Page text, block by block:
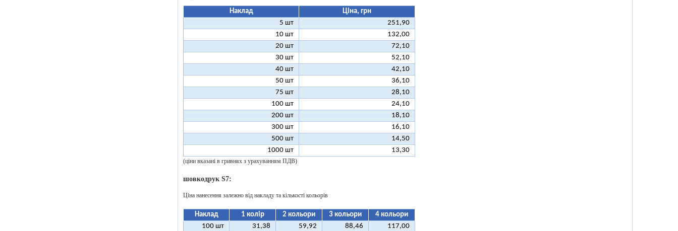
Наклад
Ціна, грн
5 шт
251,90
10 шт
132,00
20 шт
72,10
30 шт
52,10
40 шт
42,10
50 шт
36,10
75 шт
28,10
100 шт
24,10
200 шт
18,10
300 шт
16,10
500 шт
14,50
1000 шт
13,30
(ціни вказані в гривнях з урахуванням ПДВ)
шовкодрук S7:
Ціна нанесення залежно від накладу та кількості кольорів
Наклад 1 колір 2 кольори 3 кольори
4 кольори
100 шт
31,38 59,92 88,46
117,00